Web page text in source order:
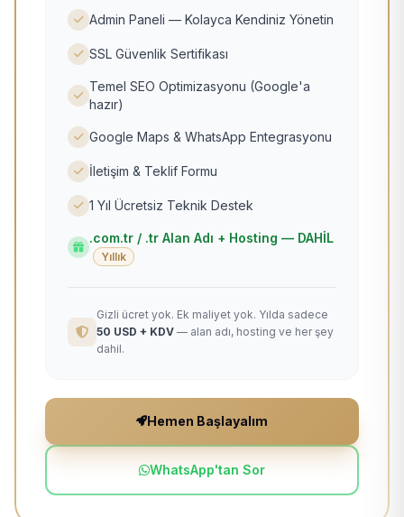
Admin Paneli — Kolayca Kendiniz Yönetin
SSL Güvenlik Sertifikası
Temel SEO Optimizasyonu (Google'a
hazır)
Google Maps & WhatsApp Entegrasyonu
İletişim & Teklif Formu
1 Yıl Ücretsiz Teknik Destek
.com.tr / .tr Alan Adı + Hosting — DAHİL
Yıllık
Gizli ücret yok. Ek maliyet yok. Yılda sadece
50 USD + KDV — alan adı, hosting ve her şey
dahil.
Hemen Başlayalım
WhatsApp'tan Sor